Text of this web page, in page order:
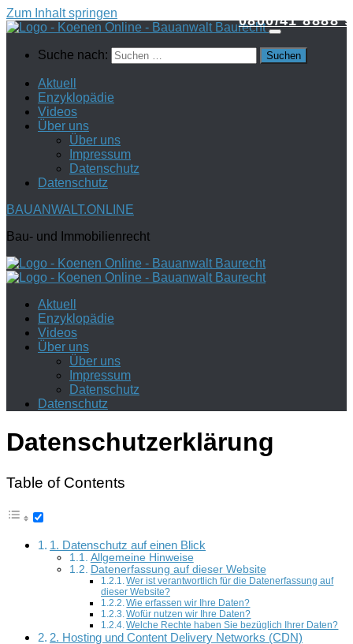
Zum Inhalt springen
Suche nach:
Aktuell
Enzyklopädie
Videos
Über uns
Über uns
Impressum
Datenschutz
Datenschutz
BAUANWALT.ONLINE
Bau- und Immobilienrecht
Aktuell
Enzyklopädie
Videos
Über uns
Über uns
Impressum
Datenschutz
Datenschutz
0800/41 8888 9
Datenschutzerklärung
Table of Contents
1. Datenschutz auf einen Blick
Allgemeine Hinweise
Datenerfassung auf dieser Website
Wer ist verantwortlich für die Datenerfassung auf
dieser Website?
Wie erfassen wir Ihre Daten?
Wofür nutzen wir Ihre Daten?
Welche Rechte haben Sie bezüglich Ihrer Daten?
2. Hosting und Content Delivery Networks (CDN)